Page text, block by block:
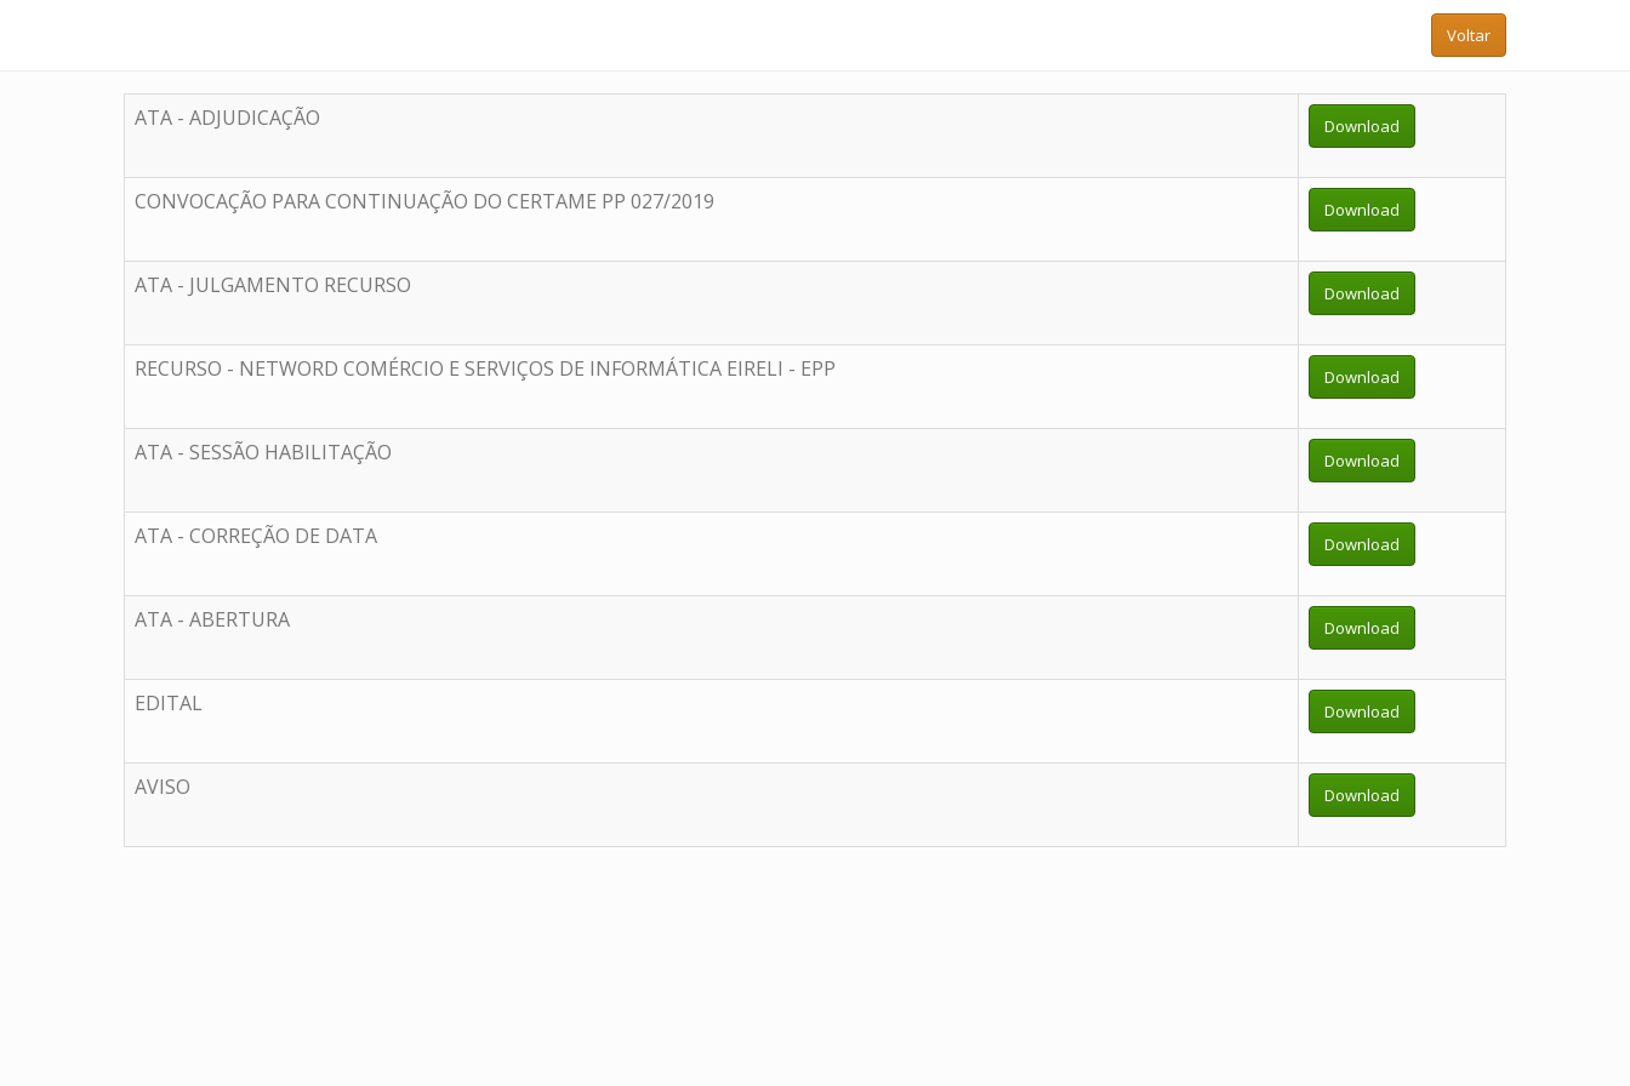
Voltar
ATA - ADJUDICAÇÃO
CONVOCAÇÃO PARA CONTINUAÇÃO DO CERTAME PP 027/2019
ATA - JULGAMENTO RECURSO
RECURSO - NETWORD COMÉRCIO E SERVIÇOS DE INFORMÁTICA EIRELI - EPP
ATA - SESSÃO HABILITAÇÃO
ATA - CORREÇÃO DE DATA
ATA - ABERTURA
EDITAL
AVISO